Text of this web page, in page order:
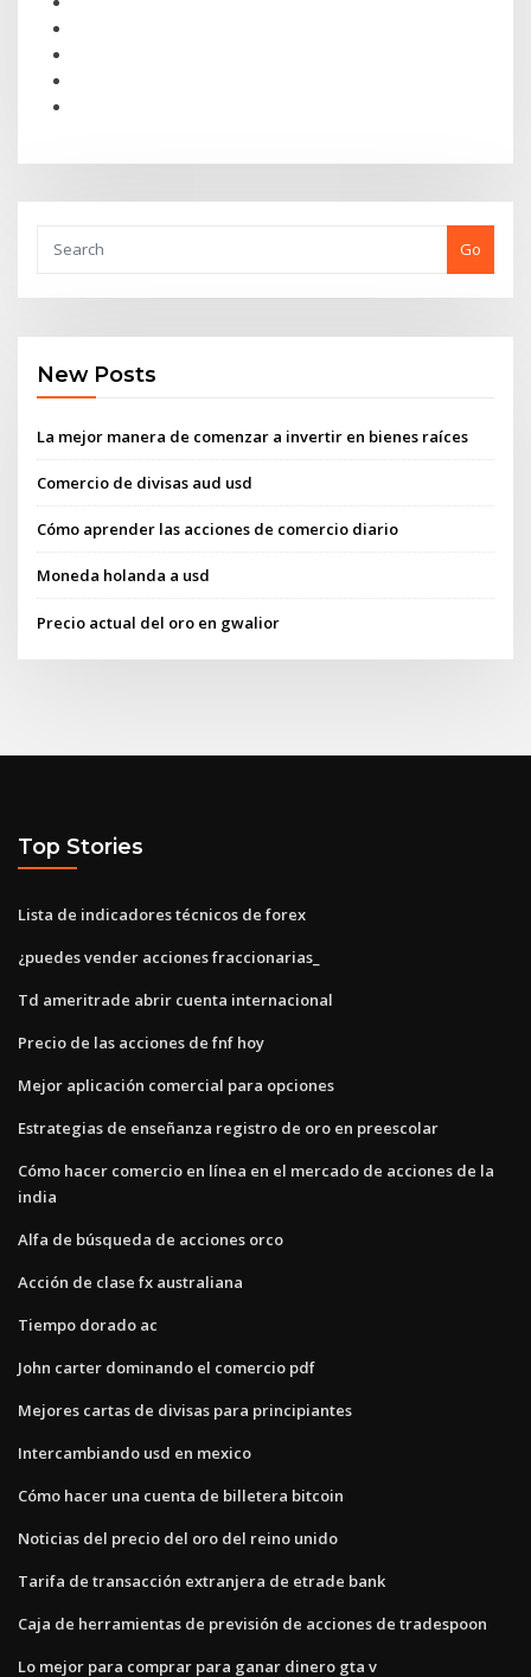
Go
New Posts
La mejor manera de comenzar a invertir en bienes raíces
Comercio de divisas aud usd
Cómo aprender las acciones de comercio diario
Moneda holanda a usd
Precio actual del oro en gwalior
Top Stories
Lista de indicadores técnicos de forex
¿puedes vender acciones fraccionarias_
Td ameritrade abrir cuenta internacional
Precio de las acciones de fnf hoy
Mejor aplicación comercial para opciones
Estrategias de enseñanza registro de oro en preescolar
Cómo hacer comercio en línea en el mercado de acciones de la
india
Alfa de búsqueda de acciones orco
Acción de clase fx australiana
Tiempo dorado ac
John carter dominando el comercio pdf
Mejores cartas de divisas para principiantes
Intercambiando usd en mexico
Cómo hacer una cuenta de billetera bitcoin
Noticias del precio del oro del reino unido
Tarifa de transacción extranjera de etrade bank
Caja de herramientas de previsión de acciones de tradespoon
Lo mejor para comprar para ganar dinero gta v